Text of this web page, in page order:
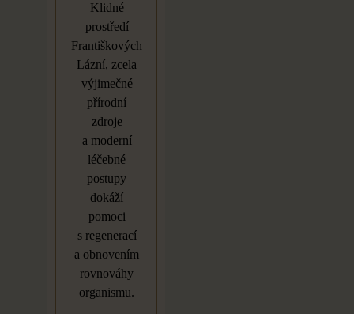
Klidné
prostředí
Františkových
Lázní, zcela
výjimečné
přírodní
zdroje
a moderní
léčebné
postupy
dokáží
pomoci
s regenerací
a obnovením
rovnováhy
organismu.